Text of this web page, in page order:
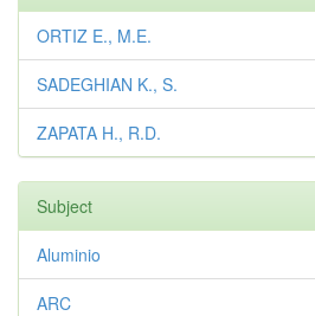
ORTIZ E., M.E.
SADEGHIAN K., S.
ZAPATA H., R.D.
Subject
Aluminio
ARC